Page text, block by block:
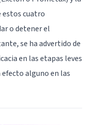
cuatro
o detener el
se ha advertido de
en las etapas leves
efecto alguno en las